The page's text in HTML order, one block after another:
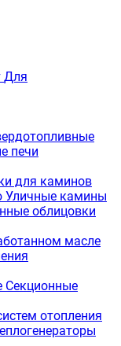
Для
печи
для каминов
Уличные камины
облицовки
масле
Секционные
отопления